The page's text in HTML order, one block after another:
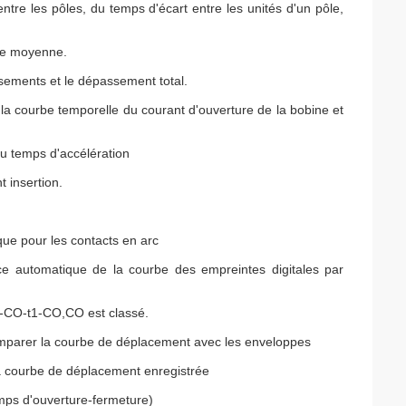
les pôles, du temps d'écart entre les unités d'un pôle,
moyenne.
et le dépassement total.
courbe temporelle du courant d'ouverture de la bobine et
temps d'accélération
insertion.
pour les contacts en arc
automatique de la courbe des empreintes digitales par
t1-CO,CO est classé.
la courbe de déplacement avec les enveloppes
de déplacement enregistrée
d'ouverture-fermeture)